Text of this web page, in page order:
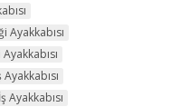
Ayakkabısı
Ayakkabısı